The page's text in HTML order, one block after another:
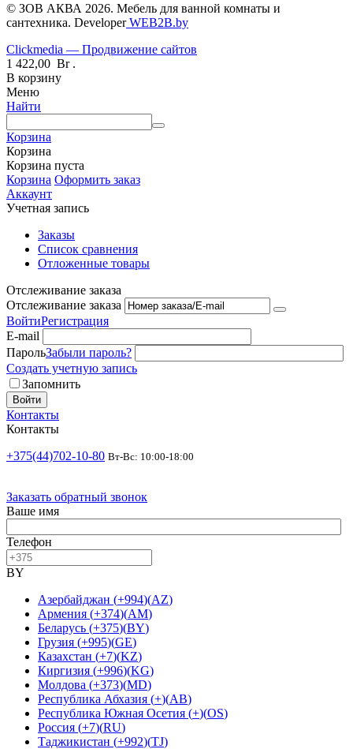
© ЗОВ АКВА 2026. Мебель для ванной комнаты и
сантехника. DeveloperWEB2B.by
Clickmedia — Продвижение сайтов
1 422,00 Br .
В корзину
Меню
Найти
Корзина
Корзина
Корзина пуста
Корзина Оформить заказ
Аккаунт
Учетная запись
Заказы
Список сравнения
Отложенные товары
Отслеживание заказа
Отслеживание заказа
ВойтиРегистрация
E-mail
ПарольЗабыли пароль?
Создать учетную запись
Запомнить
Войти
Контакты
Контакты
+375(44)702-10-80 Вт-Вс: 10:00-18:00
Заказать обратный звонок
Ваше имя
Телефон
BY
Азербайджан (+994)(AZ)
Армения (+374)(AM)
Беларусь (+375)(BY)
Грузия (+995)(GE)
Казахстан (+7)(KZ)
Киргизия (+996)(KG)
Молдова (+373)(MD)
Республика Абхазия (+)(AB)
Республика Южная Осетия (+)(OS)
Россия (+7)(RU)
Таджикистан (+992)(TJ)